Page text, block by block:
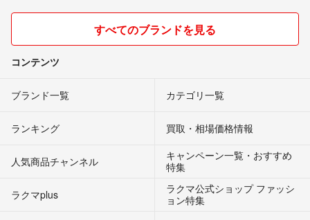
すべてのブランドを見る
コンテンツ
ブランド一覧 カテゴリ一覧
ランキング 買取・相場価格情報
人気商品チャンネル
キャンペーン一覧・おすすめ
特集
ラクマplus
ラクマ公式ショップ ファッシ
ョン特集